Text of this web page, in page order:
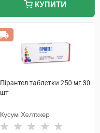
КУПИТИ
Пірантел таблетки 250 мг 30
шт
Кусум Хелтхкер